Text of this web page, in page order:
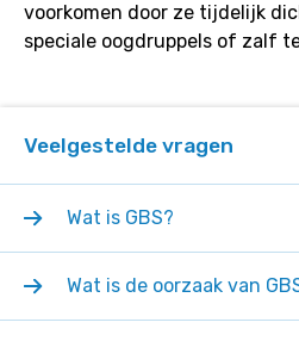
voorkomen door ze tijdelijk
speciale oogdruppels of zalf
Veelgestelde vragen
Wat is GBS?
Wat is de oorzaak van